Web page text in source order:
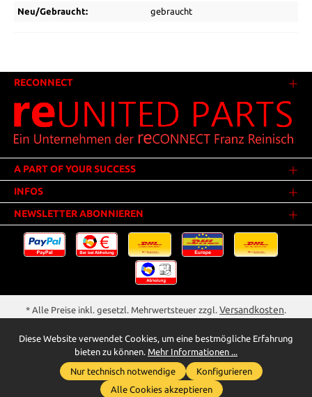
Neu/Gebraucht: gebraucht
RECONNECT
A PART OF YOUR SUCCESS
INFOS
NEWSLETTER ABONNIEREN
* Alle Preise inkl. gesetzl. Mehrwertsteuer zzgl. Versandkosten.
** Der Verkauf unterliegt der Differenzbesteuerung gem. § 25a UStG
(Gebrauchtgegenstände/Sonderregelung). Ein gesonderter Ausweis der
Umsatzsteuer bei gebrauchten oder wiederaufbereiteten Gegenständen
wird deshalb nicht vorgenommen.Whatsapp für Anfragen
Diese Website verwendet Cookies, um eine bestmögliche Erfahrung
bieten zu können. Mehr Informationen ...
Nur technisch notwendige
Konfigurieren
Alle Cookies akzeptieren